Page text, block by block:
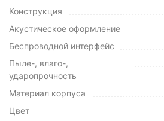
Конструкция
Акустическое оформление
Беспроводной интерфейс
Пыле-, влаго-,
ударопрочность
Материал корпуса
Цвет